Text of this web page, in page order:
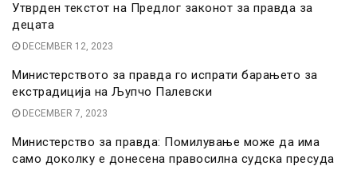
Утврден текстот на Предлог законот за правда за
децата
DECEMBER 12, 2023
Министерството за правда го испрати барањето за
екстрадиција на Љупчо Палевски
DECEMBER 7, 2023
Министерство за правда: Помилување може да има
само доколку е донесена правосилна судска пресуда